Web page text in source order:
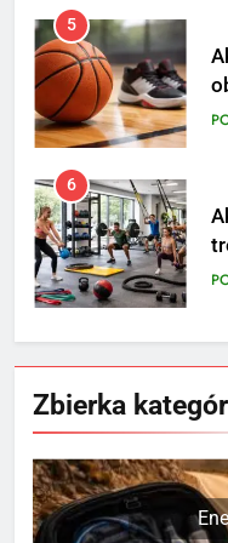
5
6
7
8
Zbierka